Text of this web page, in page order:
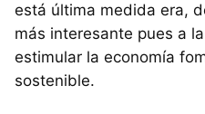
está última medida era,
más interesante pues a
estimular la economía
sostenible.